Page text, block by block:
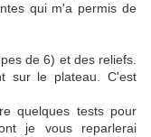
qui m'a permis de
de 6) et des reliefs.
sur le plateau. C'est
quelques tests pour
je vous reparlerai